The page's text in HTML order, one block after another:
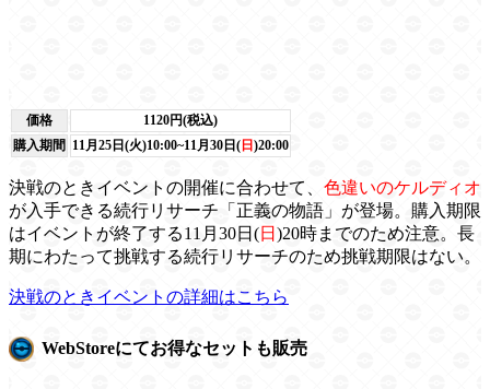
価格
1120円(税込)
購入期間 11月25日(火)10:00~11月30日( 日 )20:00
決戦のときイベントの開催に合わせて、 色違いのケルディオ
が入手できる続行リサーチ「正義の物語」が登場。購入期限
はイベントが終了する11月30日(日 )20時までのため注意。長
期にわたって挑戦する続行リサーチのため挑戦期限はない。
決戦のときイベントの詳細はこちら
WebStoreにてお得なセットも販売